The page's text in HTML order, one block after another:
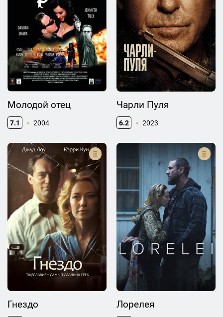
Молодой отец
7.1 2004
Чарли Пуля
6.2 2023
Гнездо Лорелея